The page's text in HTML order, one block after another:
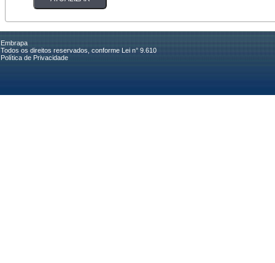
Embrapa
Todos os direitos reservados, conforme Lei n° 9.610
Política de Privacidade